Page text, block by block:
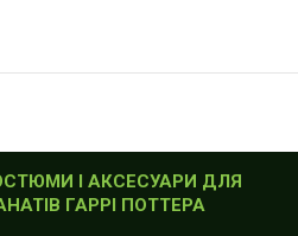
І АКСЕСУАРИ ДЛЯ
ГАРРІ ПОТТЕРА